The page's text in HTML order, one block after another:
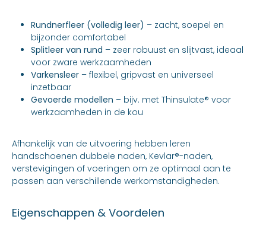
Rundnerfleer (volledig leer) – zacht, soepel en
bijzonder comfortabel
Splitleer van rund – zeer robuust en slijtvast, ideaal
voor zware werkzaamheden
Varkensleer – flexibel, gripvast en universeel
inzetbaar
Gevoerde modellen – bijv. met Thinsulate® voor
werkzaamheden in de kou
Afhankelijk van de uitvoering hebben leren
handschoenen dubbele naden, Kevlar®-naden,
verstevigingen of voeringen om ze optimaal aan te
passen aan verschillende werkomstandigheden.
Eigenschappen & Voordelen